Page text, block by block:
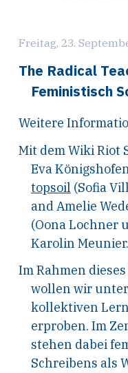
Freitag, 23.
The Radical
Feministisch
Weitere
Mit dem Wiki Riot
Eva
topsoil (Sofia
and Amelie
(Oona Lochner
Karolin Meunier.
Im Rahmen
wollen wir
kollektiven
erproben. Im
stehen dabei
Schreibens als